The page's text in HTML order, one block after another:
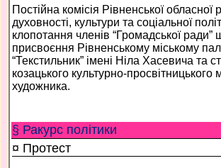
Постійна комісія Рівненської обласної
духовності, культури та соціальної
клопотання членів “Громадської ради”
присвоєння Рівненському міському
“Текстильник” імені Ніла Хасевича та
козацького культурно-просвітницького
художника.
§ Ракурс політики
¤ Протест